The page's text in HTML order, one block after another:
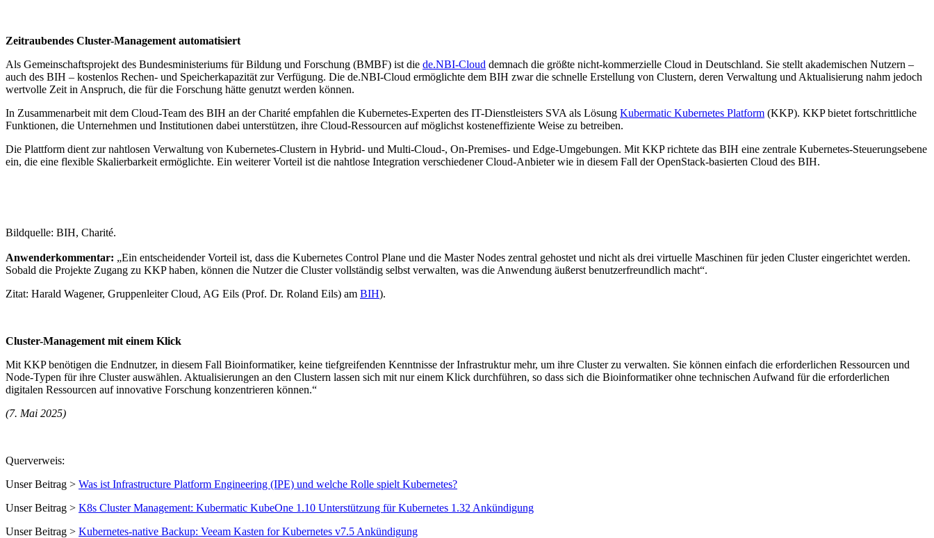
Zeitraubendes Cluster-Management automatisiert
Als Gemeinschaftsprojekt des Bundesministeriums für Bildung und Forschung (BMBF) ist die de.NBI-Cloud demnach die größte nicht-kommerzielle Cloud in Deutschland. Sie stellt akademischen Nutzern –
auch des BIH – kostenlos Rechen- und Speicherkapazität zur Verfügung. Die de.NBI-Cloud ermöglichte dem BIH zwar die schnelle Erstellung von Clustern, deren Verwaltung und Aktualisierung nahm jedoch
wertvolle Zeit in Anspruch, die für die Forschung hätte genutzt werden können.
In Zusammenarbeit mit dem Cloud-Team des BIH an der Charité empfahlen die Kubernetes-Experten des IT-Dienstleisters SVA als Lösung Kubermatic Kubernetes Platform (KKP). KKP bietet fortschrittliche
Funktionen, die Unternehmen und Institutionen dabei unterstützen, ihre Cloud-Ressourcen auf möglichst kosteneffiziente Weise zu betreiben.
Die Plattform dient zur nahtlosen Verwaltung von Kubernetes-Clustern in Hybrid- und Multi-Cloud-, On-Premises- und Edge-Umgebungen. Mit KKP richtete das BIH eine zentrale Kubernetes-Steuerungsebene
ein, die eine flexible Skalierbarkeit ermöglichte. Ein weiterer Vorteil ist die nahtlose Integration verschiedener Cloud-Anbieter wie in diesem Fall der OpenStack-basierten Cloud des BIH.
Bildquelle: BIH, Charité.
Anwenderkommentar: „Ein entscheidender Vorteil ist, dass die Kubernetes Control Plane und die Master Nodes zentral gehostet und nicht als drei virtuelle Maschinen für jeden Cluster eingerichtet werden.
Sobald die Projekte Zugang zu KKP haben, können die Nutzer die Cluster vollständig selbst verwalten, was die Anwendung äußerst benutzerfreundlich macht“.
Zitat: Harald Wagener, Gruppenleiter Cloud, AG Eils (Prof. Dr. Roland Eils) am BIH).
Cluster-Management mit einem Klick
Mit KKP benötigen die Endnutzer, in diesem Fall Bioinformatiker, keine tiefgreifenden Kenntnisse der Infrastruktur mehr, um ihre Cluster zu verwalten. Sie können einfach die erforderlichen Ressourcen und
Node-Typen für ihre Cluster auswählen. Aktualisierungen an den Clustern lassen sich mit nur einem Klick durchführen, so dass sich die Bioinformatiker ohne technischen Aufwand für die erforderlichen
digitalen Ressourcen auf innovative Forschung konzentrieren können.“
(7. Mai 2025)
Querverweis:
Unser Beitrag > Was ist Infrastructure Platform Engineering (IPE) und welche Rolle spielt Kubernetes?
Unser Beitrag > K8s Cluster Management: Kubermatic KubeOne 1.10 Unterstützung für Kubernetes 1.32 Ankündigung
Unser Beitrag > Kubernetes-native Backup: Veeam Kasten for Kubernetes v7.5 Ankündigung